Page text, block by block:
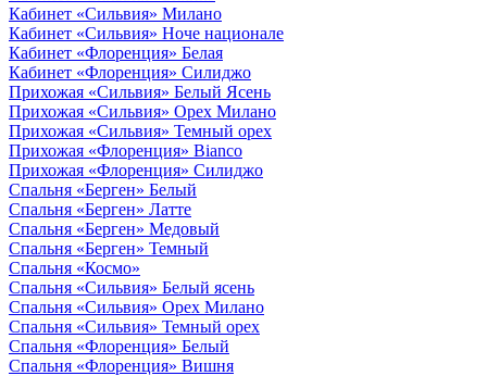
Кабинет «Сильвия» Милано
Кабинет «Сильвия» Ноче национале
Кабинет «Флоренция» Белая
Кабинет «Флоренция» Силиджо
Прихожая «Сильвия» Белый Ясень
Прихожая «Сильвия» Орех Милано
Прихожая «Сильвия» Темный орех
Прихожая «Флоренция» Bianco
Прихожая «Флоренция» Силиджо
Спальня «Берген» Белый
Спальня «Берген» Латте
Спальня «Берген» Медовый
Спальня «Берген» Темный
Спальня «Космо»
Спальня «Сильвия» Белый ясень
Спальня «Сильвия» Орех Милано
Спальня «Сильвия» Темный орех
Спальня «Флоренция» Белый
Спальня «Флоренция» Вишня